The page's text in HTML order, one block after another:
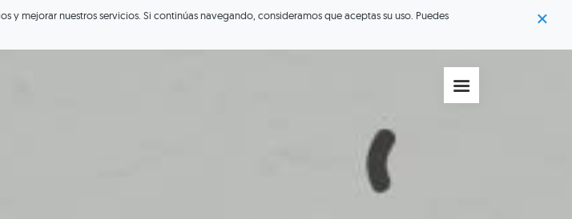
mejorar nuestros servicios. Si continúas navegando, consideramos que aceptas su uso. Puedes